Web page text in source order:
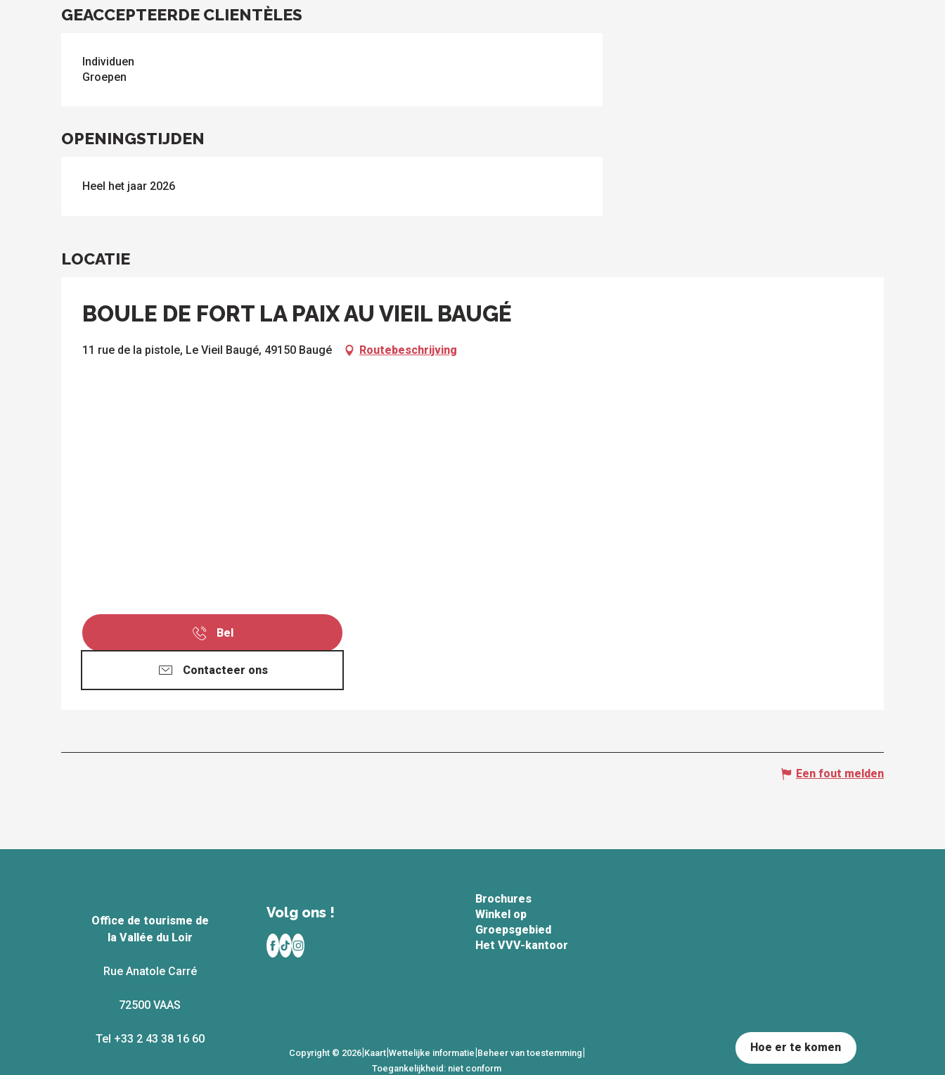
GEACCEPTEERDE CLIENTÈLES
Individuen
Groepen
OPENINGSTIJDEN
Heel het jaar 2026
LOCATIE
BOULE DE FORT LA PAIX AU VIEIL BAUGÉ
11 rue de la pistole, Le Vieil Baugé, 49150 Baugé Routebeschrijving
Bel
Contacteer ons
Een fout melden
Office de tourisme de
la Vallée du Loir
Rue Anatole Carré
72500 VAAS
Tel +33 2 43 38 16 60
Volg ons !
Brochures
Winkel op
Groepsgebied
Het VVV-kantoor
Copyright © 2026|Kaart|Wettelijke informatie|Beheer van toestemming|
Toegankelijkheid: niet conform
Hoe er te komen